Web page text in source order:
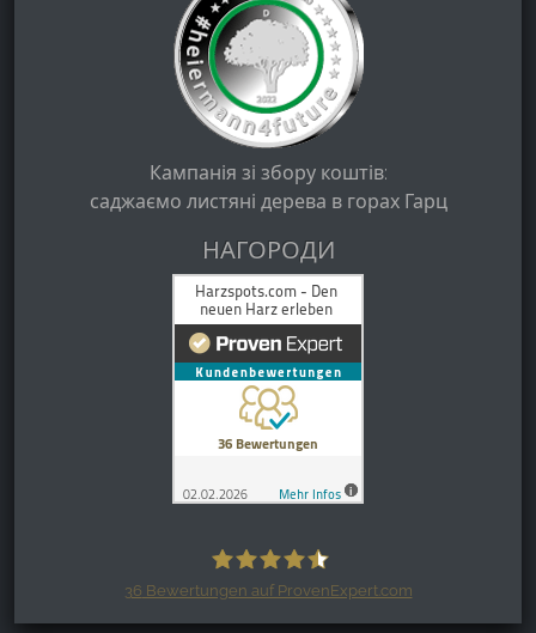
Кампанія зі збору коштів:
саджаємо листяні дерева в горах Гарц
НАГОРОДИ
36 Bewertungen auf ProvenExpert.com